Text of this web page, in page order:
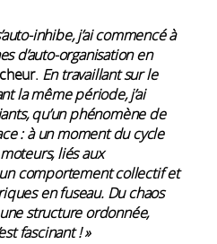
inhibe, j’ai commencé à
d’auto-organisation en
En travaillant sur le
la même période, j’ai
qu’un phénomène de
: à un moment du cycle
liés aux
comportement collectif et
en fuseau. Du chaos
structure ordonnée,
fascinant ! »